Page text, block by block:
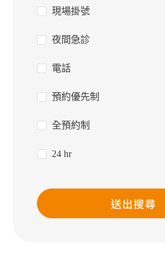
現場掛號
夜間急診
電話
預約優先制
全預約制
24 hr
送出搜尋